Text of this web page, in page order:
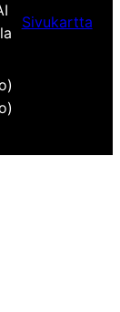
Sivukartta